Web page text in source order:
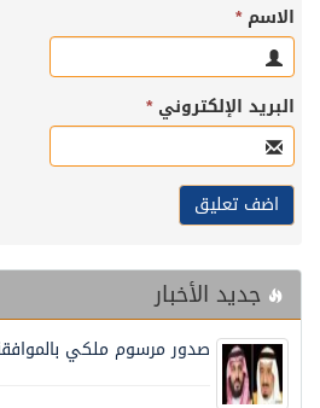
الاسم*
البريد الإلكتروني*
جديد الأخبار
صدور مرسوم ملكي